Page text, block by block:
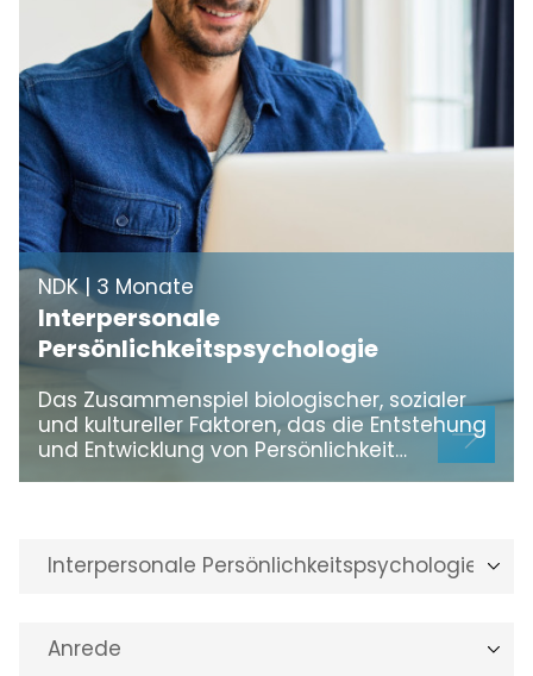
NDK | 3 Monate
Interpersonale
Persönlichkeitspsychologie
Das Zusammenspiel biologischer, sozialer
und kultureller Faktoren, das die Entstehung
und Entwicklung von Persönlichkeit…